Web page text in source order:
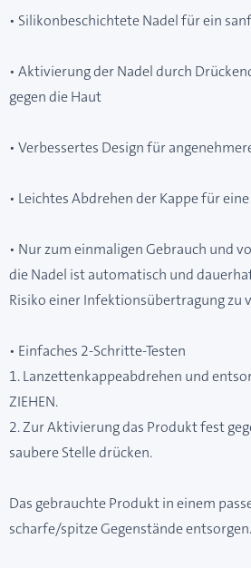
• Silikonbeschichtete Nadel für ein
• Aktivierung der Nadel durch
gegen die Haut
• Verbessertes Design für
• Leichtes Abdrehen der Kappe für
• Nur zum einmaligen Gebrauch und
die Nadel ist automatisch und
Risiko einer Infektionsübertragung zu
• Einfaches 2-Schritte-Testen
1. Lanzettenkappeabdrehen und
ZIEHEN.
2. Zur Aktivierung das Produkt fest
saubere Stelle drücken.
Das gebrauchte Produkt in einem
scharfe/spitze Gegenstände entsorgen.